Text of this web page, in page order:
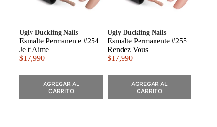
Ugly Duckling Nails
Esmalte Permanente #254
Je t’Aime
$17,990
AGREGAR AL
CARRITO
Ugly Duckling Nails
Esmalte Permanente #255
Rendez Vous
$17,990
AGREGAR AL
CARRITO